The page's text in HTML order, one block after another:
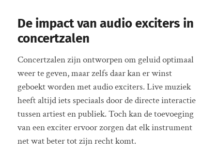
De impact van audio exciters in
concertzalen
Concertzalen zijn ontworpen om geluid optimaal
weer te geven, maar zelfs daar kan er winst
geboekt worden met audio exciters. Live muziek
heeft altijd iets speciaals door de directe interactie
tussen artiest en publiek. Toch kan de toevoeging
van een exciter ervoor zorgen dat elk instrument
net wat beter tot zijn recht komt.